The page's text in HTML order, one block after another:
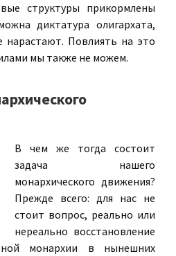
структуры прикормлены
диктатура олигархата,
нарастают. Повлиять на это
мы также не можем.
В чем же тогда состоит
задача нашего
монархического движения?
Прежде всего: для нас не
стоит вопрос, реально или
нереально восстановление
монархии в нынешних